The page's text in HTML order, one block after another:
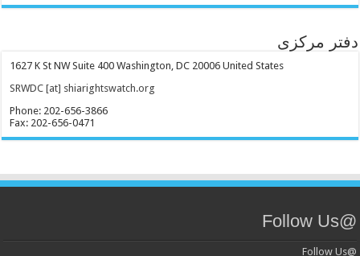
دفتر مرکزی
1627 K St NW Suite 400 Washington, DC 20006 United States
SRWDC [at] shiarightswatch.org
Phone: 202-656-3866
Fax: 202-656-0471
@Follow Us
@Follow Us